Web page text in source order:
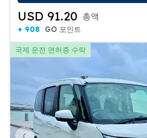
USD 91.20 총액
+ 908 GO 포인트
국제 운전 면허증 수락